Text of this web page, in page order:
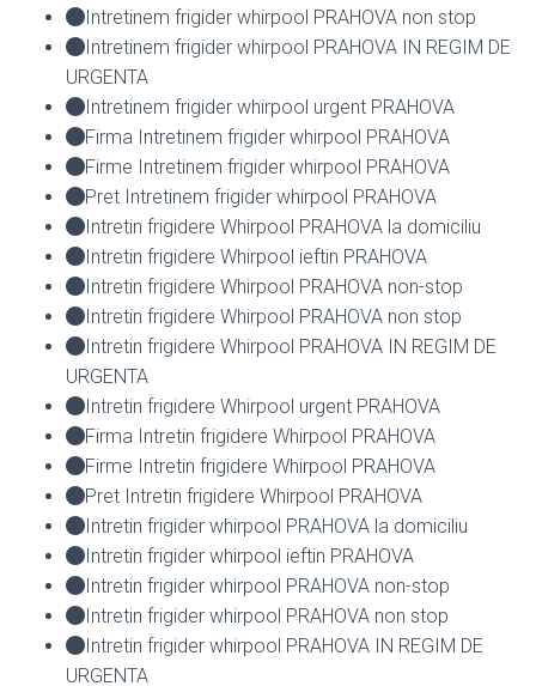
Intretinem frigider whirpool PRAHOVA non stop
Intretinem frigider whirpool PRAHOVA IN REGIM DE
URGENTA
Intretinem frigider whirpool urgent PRAHOVA
Firma Intretinem frigider whirpool PRAHOVA
Firme Intretinem frigider whirpool PRAHOVA
Pret Intretinem frigider whirpool PRAHOVA
Intretin frigidere Whirpool PRAHOVA la domiciliu
Intretin frigidere Whirpool ieftin PRAHOVA
Intretin frigidere Whirpool PRAHOVA non-stop
Intretin frigidere Whirpool PRAHOVA non stop
Intretin frigidere Whirpool PRAHOVA IN REGIM DE
URGENTA
Intretin frigidere Whirpool urgent PRAHOVA
Firma Intretin frigidere Whirpool PRAHOVA
Firme Intretin frigidere Whirpool PRAHOVA
Pret Intretin frigidere Whirpool PRAHOVA
Intretin frigider whirpool PRAHOVA la domiciliu
Intretin frigider whirpool ieftin PRAHOVA
Intretin frigider whirpool PRAHOVA non-stop
Intretin frigider whirpool PRAHOVA non stop
Intretin frigider whirpool PRAHOVA IN REGIM DE
URGENTA